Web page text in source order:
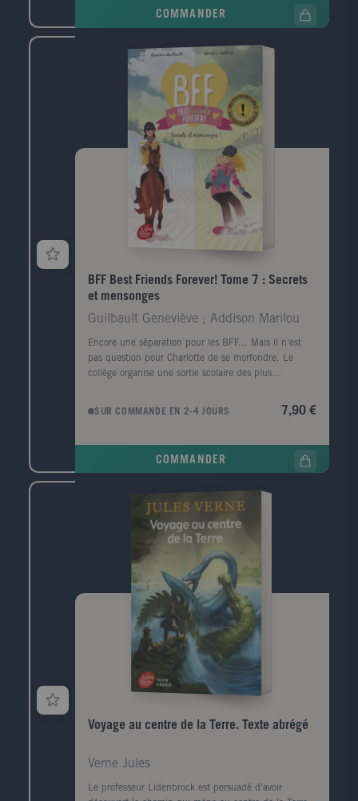
COMMANDER
BFF Best Friends Forever! Tome 7 : Secrets
et mensonges
Guilbault Geneviève ; Addison Marilou
Encore une séparation pour les BFF... Mais il n'est
pas question pour Charlotte de se morfondre. Le
collège organise une sortie scolaire des plus
famille avec toute sa classe et plein d'activités
sympas. Mais une fois sur place, Charlotte découvre
pour oublier ses histoires d'amour rocambolesques.
joints dans une aventure équestre qui lui en fera voir
de toutes les couleurs. Charlotte et Emilie
parviendront-elles à résoudre tous leurs problèmes
malgré la distance qui les sépare ?
SUR COMMANDE EN 2-4 JOURS 7,90 €
COMMANDER
Voyage au centre de la Terre. Texte abrégé
Verne Jules
Le professeur Lidenbrock est persuadé d'avoir